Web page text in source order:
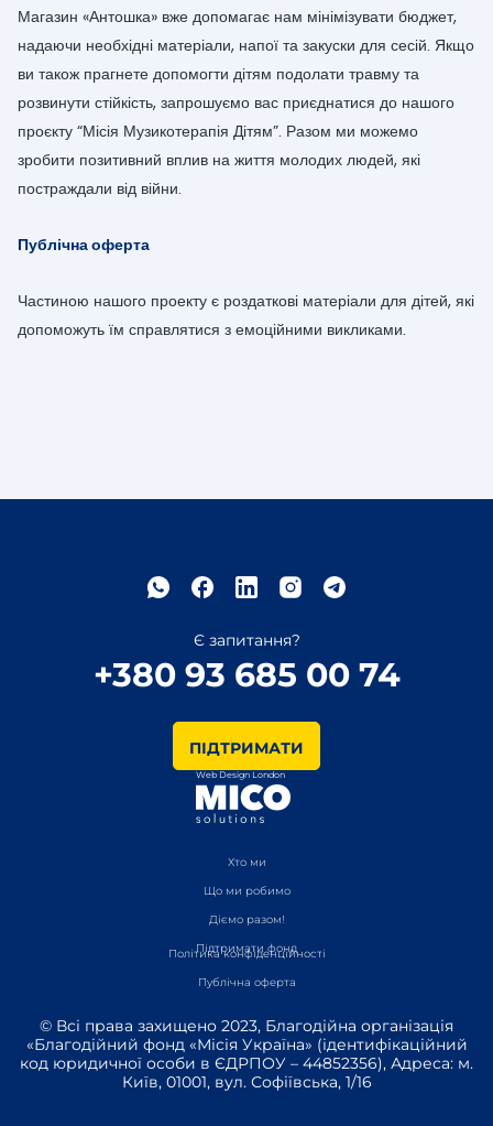
Магазин «Антошка» вже допомагає нам мінімізувати бюджет,
надаючи необхідні матеріали, напої та закуски для сесій. Якщо
ви також прагнете допомогти дітям подолати травму та
розвинути стійкість, запрошуємо вас приєднатися до нашого
проєкту “Місія Музикотерапія Дітям”. Разом ми можемо
зробити позитивний вплив на життя молодих людей, які
постраждали від війни.
Публічна оферта
Частиною нашого проекту є роздаткові матеріали для дітей, які
допоможуть їм справлятися з емоційними викликами.
© Всі права захищено 2023, Благодійна організація
«Благодійний фонд «Місія Україна» (ідентифікаційний
код юридичної особи в ЄДРПОУ – 44852356), Адреса: м.
Київ, 01001, вул. Софіївська, 1/16
Політика конфіденційності
Публічна оферта
Є запитання?
+380 93 685 00 74
ПІДТРИМАТИ
Web Design London
Хто ми
Що ми робимо
Діємо разом!
Підтримати фонд